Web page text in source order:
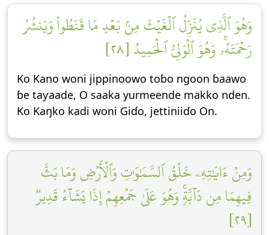
وَهُوَ ٱلَّذِي يُنَزِّلُ ٱلۡغَيۡثَ مِنۢ بَعۡدِ مَا قَنَطُواْ وَيَنشُرُ
رَحۡمَتَهُۥۚ وَهُوَ ٱلۡوَلِيُّ ٱلۡحَمِيدُ [٢٨]
Ko Kano woni jippinoowo toɓo ngoon ɓaawo
ɓe taƴaade, O saaka yurmeende makko nden.
Ko Kaŋko kadi woni Giɗo, jettiniiɗo On.
وَمِنۡ ءَايَٰتِهِۦ خَلۡقُ ٱلسَّمَٰوَٰتِ وَٱلۡأَرۡضِ وَمَا بَثَّ
فِيهِمَا مِن دَآبَّةٖۚ وَهُوَ عَلَىٰ جَمۡعِهِمۡ إِذَا يَشَآءُ قَدِيرٞ
[٢٩]